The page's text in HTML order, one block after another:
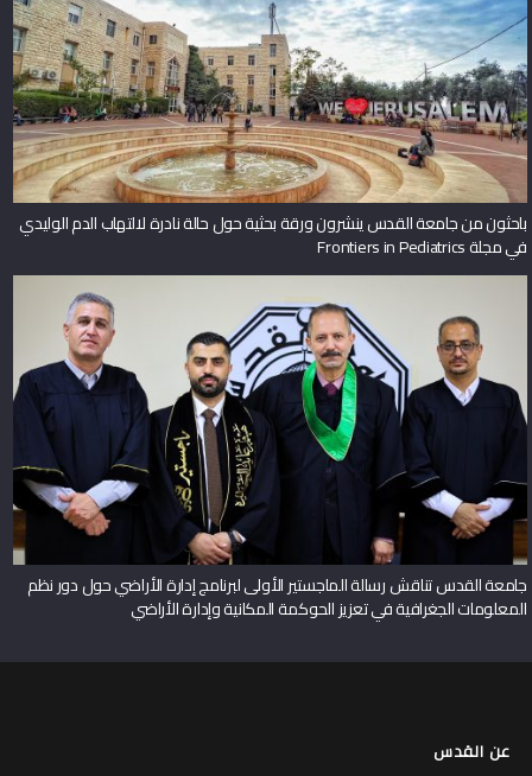
باحثون من جامعة القدس ينشرون ورقة بحثية حول حالة نادرة لالتهاب الدم الوليدي
في مجلة Frontiers in Pediatrics
جامعة القدس تناقش رسالة الماجستير الأولى لبرنامج إدارة الأراضي حول دور نظم
المعلومات الجغرافية في تعزيز الحوكمة المكانية وإدارة الأراضي
عن القدس